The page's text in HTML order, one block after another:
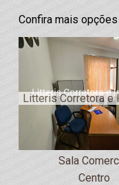
Confira mais
Litteris Corretora e
Sala
Centro